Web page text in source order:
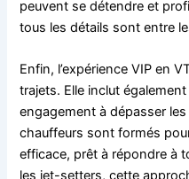
peuvent se détendre et
tous les détails sont entre
Enfin, l’expérience VIP en
trajets. Elle inclut
engagement à dépasser
chauffeurs sont formés
efficace, prêt à répondre à
les jet-setters, cette